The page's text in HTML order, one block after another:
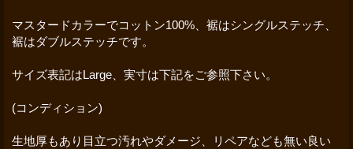
マスタードカラーでコットン100%、裾はシングルステッチ、
裾はダブルステッチです。
サイズ表記はLarge、実寸は下記をご参照下さい。
(コンディション)
生地厚もあり目立つ汚れやダメージ、リペアなども無い良い